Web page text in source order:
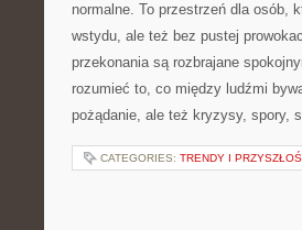
normalne. To przestrzeń dla osób,
wstydu, ale też bez pustej
przekonania są rozbrajane
rozumieć to, co między ludźmi
pożądanie, ale też kryzysy, spory,
CATEGORIES: TRENDY I